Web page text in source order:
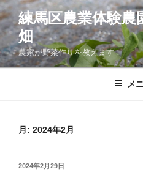
コ
ン
テ
ン
ツ
練馬区農業体験
畑
農家が野菜作りを教えます！
メ
月: 2024年2月
投
2024年2月29日